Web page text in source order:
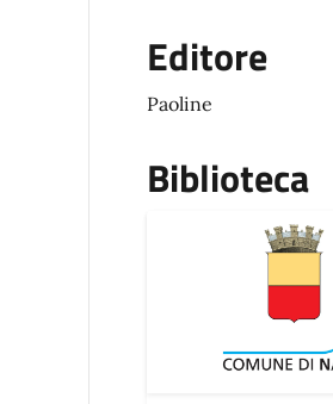
Editore
Paoline
Biblioteca